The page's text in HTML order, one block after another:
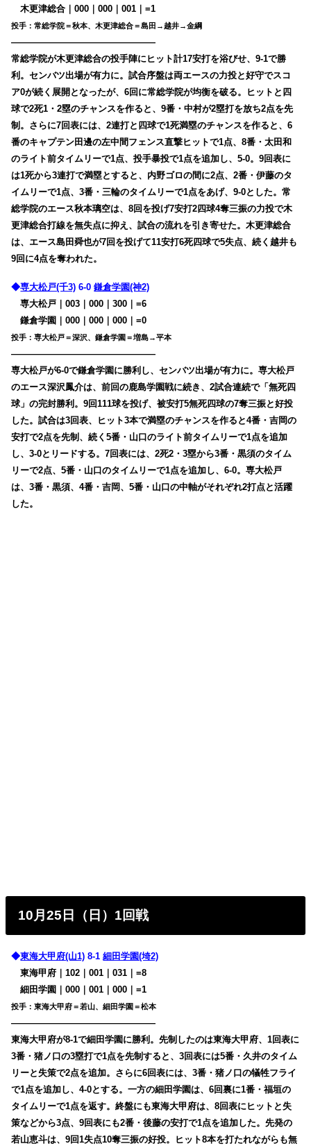
木更津総合｜000｜000｜001｜=1
投手：常総学院＝秋本、木更津総合＝島田→越井→金綱
————————————————
常総学院が木更津総合の投手陣にヒット計17安打を浴びせ、9-1で勝
利。センバツ出場が有力に。試合序盤は両エースの力投と好守でスコ
ア0が続く展開となったが、6回に常総学院が均衡を破る。ヒットと四
球で2死1・2塁のチャンスを作ると、9番・中村が2塁打を放ち2点を先
制。さらに7回表には、2連打と四球で1死満塁のチャンスを作ると、6
番のキャプテン田邊の左中間フェンス直撃ヒットで1点、8番・太田和
のライト前タイムリーで1点、投手暴投で1点を追加し、5-0。9回表に
は1死から3連打で満塁とすると、内野ゴロの間に2点、2番・伊藤のタ
イムリーで1点、3番・三輪のタイムリーで1点をあげ、9-0とした。常
総学院のエース秋本璃空は、8回を投げ7安打2四球4奪三振の力投で木
更津総合打線を無失点に抑え、試合の流れを引き寄せた。木更津総合
は、エース島田舜也が7回を投げて11安打6死四球で5失点、続く越井も
9回に4点を奪われた。
◆専大松戸(千3) 6-0鎌倉学園(神2)
専大松戸｜003｜000｜300｜=6
鎌倉学園｜000｜000｜000｜=0
投手：専大松戸＝深沢、鎌倉学園＝増島→平本
————————————————
専大松戸が6-0で鎌倉学園に勝利し、センバツ出場が有力に。専大松戸
のエース深沢鳳介は、前回の鹿島学園戦に続き、2試合連続で「無死四
球」の完封勝利。9回111球を投げ、被安打5無死四球の7奪三振と好投
した。試合は3回表、ヒット3本で満塁のチャンスを作ると4番・吉岡の
安打で2点を先制、続く5番・山口のライト前タイムリーで1点を追加
し、3-0とリードする。7回表には、2死2・3塁から3番・黒須のタイム
リーで2点、5番・山口のタイムリーで1点を追加し、6-0。専大松戸
は、3番・黒須、4番・吉岡、5番・山口の中軸がそれぞれ2打点と活躍
した。
10月25日（日）1回戦
◆東海大甲府(山1) 8-1細田学園(埼2)
東海甲府｜102｜001｜031｜=8
細田学園｜000｜001｜000｜=1
投手：東海大甲府＝若山、細田学園＝松本
————————————————
東海大甲府が8-1で細田学園に勝利。先制したのは東海大甲府、1回表に
3番・猪ノ口の3塁打で1点を先制すると、3回表には5番・久井のタイム
リーと失策で2点を追加。さらに6回表には、3番・猪ノ口の犠牲フライ
で1点を追加し、4-0とする。一方の細田学園は、6回裏に1番・福垣の
タイムリーで1点を返す。終盤にも東海大甲府は、8回表にヒットと失
策などから3点、9回表にも2番・後藤の安打で1点を追加した。先発の
若山恵斗は、9回1失点10奪三振の好投。ヒット8本を打たれながらも無